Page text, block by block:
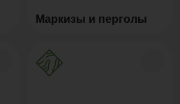
Маркизы и перголы